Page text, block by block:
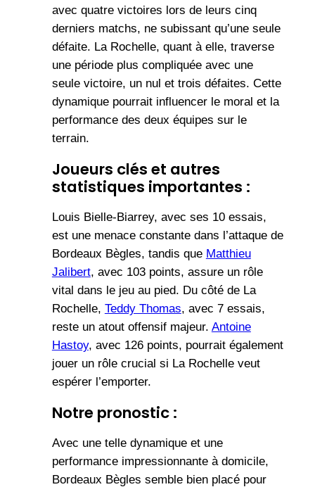
avec quatre victoires lors de leurs cinq
derniers matchs, ne subissant qu’une seule
défaite. La Rochelle, quant à elle, traverse
une période plus compliquée avec une
seule victoire, un nul et trois défaites. Cette
dynamique pourrait influencer le moral et la
performance des deux équipes sur le
terrain.
Joueurs clés et autres
statistiques importantes :
Louis Bielle-Biarrey, avec ses 10 essais,
est une menace constante dans l’attaque de
Bordeaux Bègles, tandis que Matthieu
Jalibert, avec 103 points, assure un rôle
vital dans le jeu au pied. Du côté de La
Rochelle, Teddy Thomas, avec 7 essais,
reste un atout offensif majeur. Antoine
Hastoy, avec 126 points, pourrait également
jouer un rôle crucial si La Rochelle veut
espérer l’emporter.
Notre pronostic :
Avec une telle dynamique et une
performance impressionnante à domicile,
Bordeaux Bègles semble bien placé pour